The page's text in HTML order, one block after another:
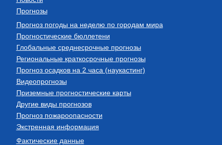
Прогнозы
Прогноз погоды на неделю по городам мира
Прогностические бюллетени
Глобальные среднесрочные прогнозы
Региональные краткосрочные прогнозы
Прогноз осадков на 2 часа (наукастинг)
Видеопрогнозы
Приземные прогностические карты
Другие виды прогнозов
Прогноз пожароопасности
Экстренная информация
Фактические данные